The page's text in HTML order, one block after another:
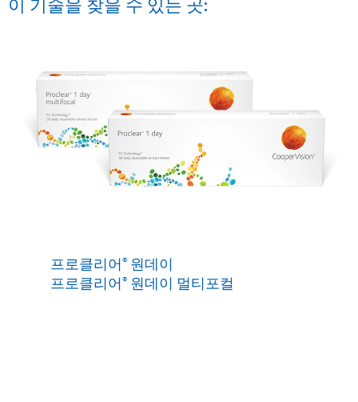
프로클리어® 원데이
프로클리어® 원데이 멀티포컬